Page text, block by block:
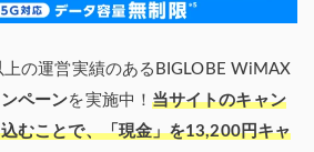
の運営実績のあるBIGLOBE WiMAX
ペーンを実施中！ 当サイトのキャン
むことで、「現金」を13,200円キャ